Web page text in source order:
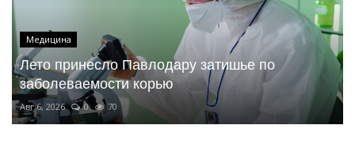
Медицина
Лето принесло Павлодару затишье по
заболеваемости корью
Авг 6, 2026 0 70